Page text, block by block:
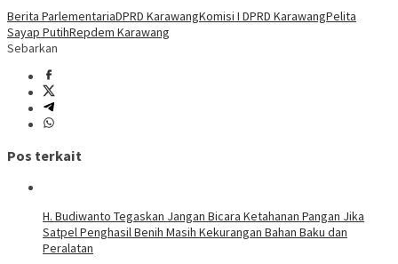
Berita ParlementariaDPRD KarawangKomisi I DPRD KarawangPelita
Sayap PutihRepdem Karawang
Sebarkan
Pos terkait
H. Budiwanto Tegaskan Jangan Bicara Ketahanan Pangan Jika
Satpel Penghasil Benih Masih Kekurangan Bahan Baku dan
Peralatan